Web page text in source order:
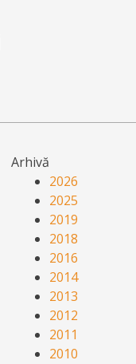
Arhivă
2026
2025
2019
2018
2016
2014
2013
2012
2011
2010